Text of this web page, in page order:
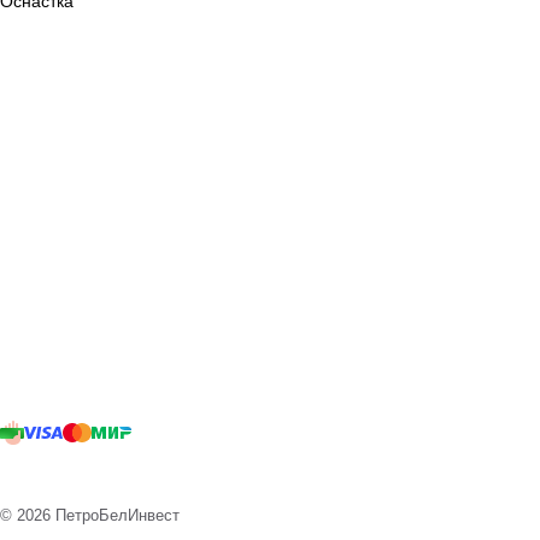
© 2026 ПетроБелИнвест